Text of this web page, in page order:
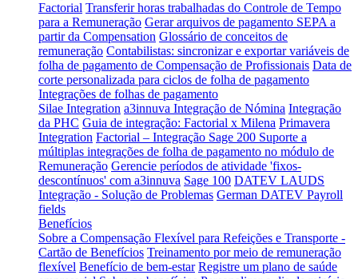
Factorial Transferir horas trabalhadas do Controle de Tempo
para a Remuneração Gerar arquivos de pagamento SEPA a
partir da Compensation Glossário de conceitos de
remuneração Contabilistas: sincronizar e exportar variáveis de
folha de pagamento de Compensação de Profissionais Data de
corte personalizada para ciclos de folha de pagamento
Integrações de folhas de pagamento
Silae Integration a3innuva Integração de Nómina Integração
da PHC Guia de integração: Factorial x Milena Primavera
Integration Factorial – Integração Sage 200 Suporte a
múltiplas integrações de folha de pagamento no módulo de
Remuneração Gerencie períodos de atividade 'fixos-
descontínuos' com a3innuva Sage 100 DATEV LAUDS
Integração - Solução de Problemas German DATEV Payroll
fields
Benefícios
Sobre a Compensação Flexível para Refeições e Transporte -
Cartão de Benefícios Treinamento por meio de remuneração
flexível Benefício de bem-estar Registre um plano de saúde